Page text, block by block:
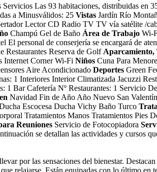
Servicios Las 93 habitaciones, distribuidas en
a Minusválidos: 25 Vistas Jardín Río
Lector CD Radio TV TV vía satélite /
Champú Gel de Baño Área de Trabajo Wi-
El personal de conserjería se encargará de
Restaurantes Reserva de Golf Aparcamiento,
Internet Corner Wi-Fi Niños Cuna Para
Aire Acondicionado Deportes Green
1 Interiores Interior Climatizada Jacuzzi
1 Bar Cafetería Nº Restaurantes: 1 Servicio
Navidad Fin de Año Año Nuevo San Valentín
Escocesa Ducha Vichy Baño Turco
Tratamientos Manos Tratamientos Pies
Reuniones Servicio de Fotocopiadora
se detallan las actividades y cursos
por las sensaciones del bienestar.
relajarse. Están equipadas con lo último